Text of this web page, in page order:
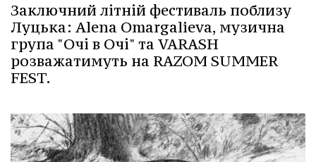
Заключний літній фестиваль поблизу
Луцька: Alena Omargalieva, музична
група "Очі в Очі" та VARASH
розважатимуть на RAZOM SUMMER
FEST.